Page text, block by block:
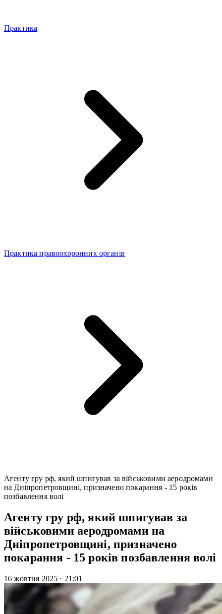
Практика
Практика правоохоронних органів
Агенту гру рф, який шпигував за військовими аеродромами
на Дніпропетровщині, призначено покарання - 15 років
позбавлення волі
Агенту гру рф, який шпигував за
військовими аеродромами на
Дніпропетровщині, призначено
покарання - 15 років позбавлення волі
16 жовтня 2025 · 21:01